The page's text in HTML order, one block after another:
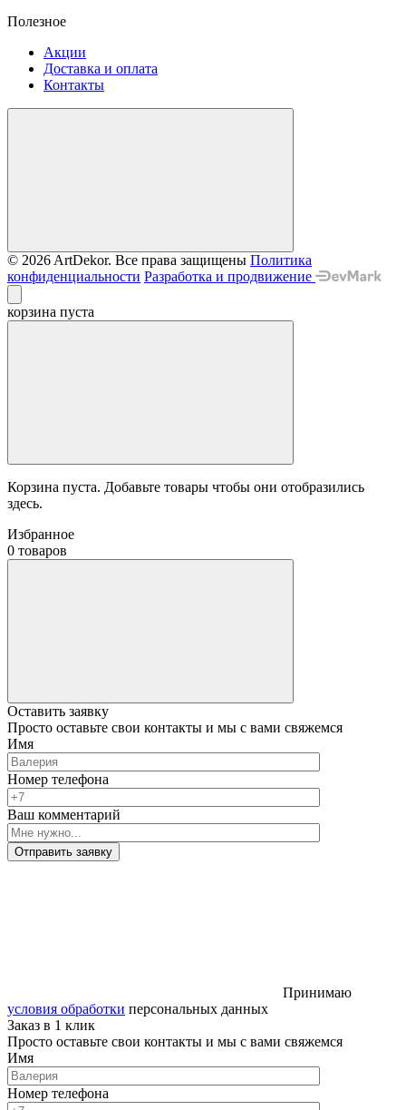
Полезное
Акции
Доставка и оплата
Контакты
© 2026 ArtDekor. Все права защищены Политика
конфиденциальности Разработка и продвижение
корзина пуста
Корзина пуста. Добавьте товары чтобы они отобразились
здесь.
Избранное
0 товаров
Оставить заявку
Просто оставьте свои контакты и мы с вами свяжемся
Имя
Номер телефона
Ваш комментарий
Отправить заявку
Принимаю
условия обработки персональных данных
Заказ в 1 клик
Просто оставьте свои контакты и мы с вами свяжемся
Имя
Номер телефона